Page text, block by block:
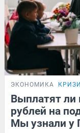
ЭКОНОМИКА
Выплатят ли
рублей на
Мы узнали у